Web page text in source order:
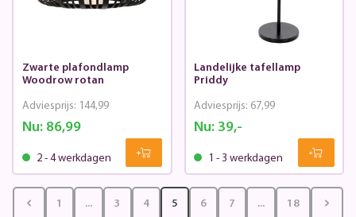
Zwarte plafondlamp
Woodrow rotan
Nu:86,99
Adviesprijs: 144,99
2 - 4 werkdagen
Landelijke tafellamp
Priddy
Nu: 39,-
Adviesprijs: 67,99
1 - 3 werkdagen
1 ... 3 4 5 6 7 ... 18